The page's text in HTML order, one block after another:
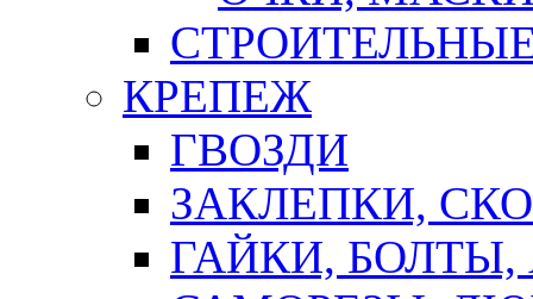
КРЕПЕЖ
ГВОЗДИ
ЗАКЛЕПКИ,
ГАЙКИ,